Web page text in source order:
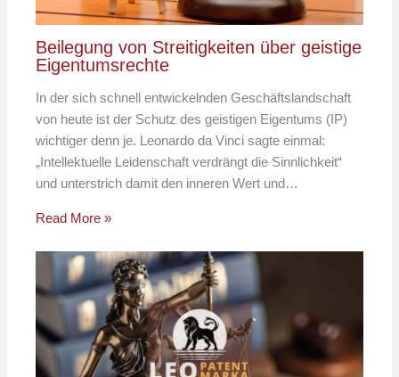
Beilegung von Streitigkeiten über geistige
Eigentumsrechte
In der sich schnell entwickelnden Geschäftslandschaft
von heute ist der Schutz des geistigen Eigentums (IP)
wichtiger denn je. Leonardo da Vinci sagte einmal:
„Intellektuelle Leidenschaft verdrängt die Sinnlichkeit“
und unterstrich damit den inneren Wert und…
Read More »